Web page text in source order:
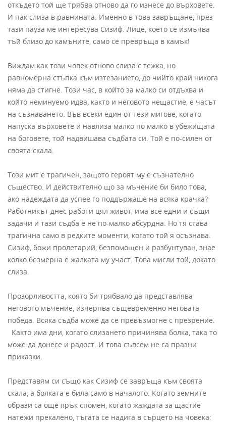
откъдето той ще трябва отново да го изнесе до върховете.
И пак слиза в равнината. Именно в това завръщане, през
тази пауза ме интересува Сизиф. Лице, което се измъчва
тъй близо до камъните, само се превръща в камък!
Виждам как този човек отново слиза с тежка, но
равномерна стъпка към изтезанието, до чийто край никога
няма да стигне. Този час, в който за малко си отдъхва и
който неминуемо идва, както и неговото нещастие, е часът
на съзнаването. Във всеки един от тези мигове, когато
напуска върховете и навлиза малко по малко в убежищата
на боговете, той надвишава съдбата си. Той е по-силен от
своята скала.
Този мит е трагичен, защото героят му е съзнателно
същество. И действително що за мъчение би било това,
ако надеждата да успее го поддържаше на всяка крачка?
Работникът днес работи цял живот, има все едни и същи
задачи и тази съдба е не по-малко абсурдна. Но тя става
трагична само в редките моменти, когато той я осъзнава.
Сизиф, божи пролетарий, безпомощен и разбунтуван, знае
колко безмерна е жалката му участ. Това мисли той, докато
слиза.
Прозорливостта, която би трябвало да представлява
неговото мъчение, изчерпва същевременно неговата
победа. Всяка съдба може да се превъзмогне с презрение.
Както има дни, когато слизането причинява болка, така то
може да донесе и радост. И това съвсем не са празни
приказки.
Представям си също как Сизиф се завръща към своята
скала, а болката е била само в началото. Когато земните
образи са още ярък спомен, когато жаждата за щастие
натежи прекалено, тъгата се надига в сърцето на човека: